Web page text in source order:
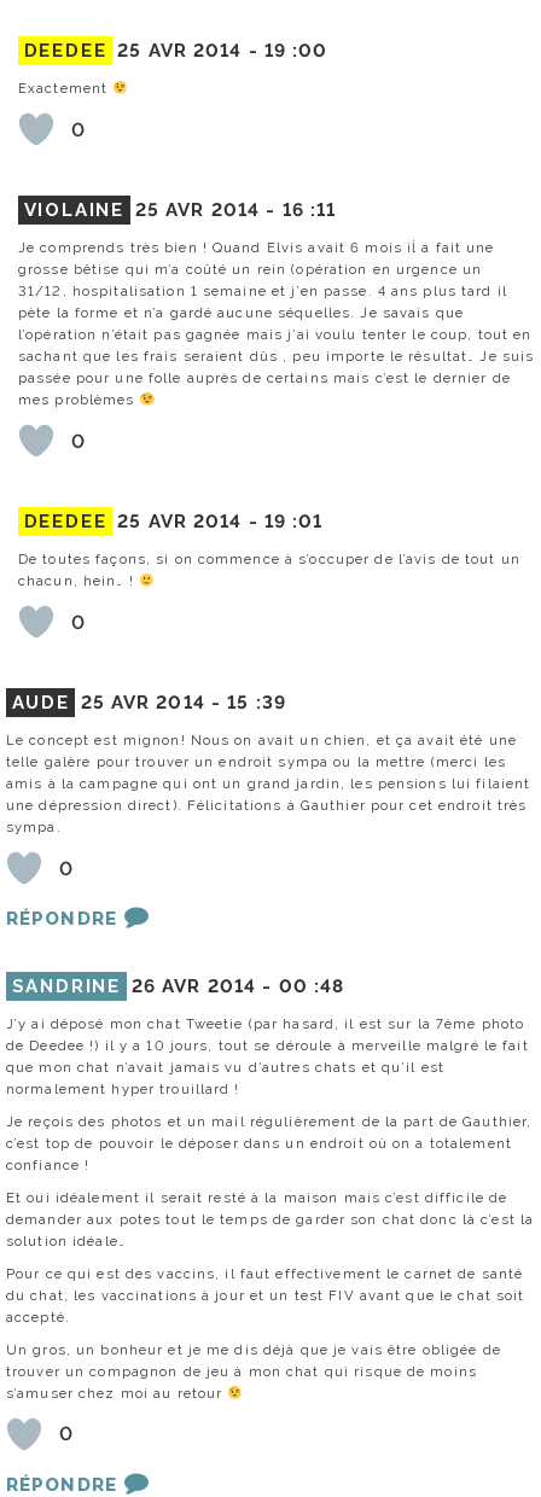
DEEDEE 25 AVR 2014 - 19 :00
Exactement
0
VIOLAINE 25 AVR 2014 - 16 :11
Je comprends très bien ! Quand Elvis avait 6 mois iĺ a fait une
grosse bêtise qui m’a coûté un rein (opération en urgence un
31/12, hospitalisation 1 semaine et j’en passe. 4 ans plus tard il
pète la forme et n’a gardé aucune séquelles. Je savais que
l’opération n’était pas gagnée mais j’ai voulu tenter le coup, tout en
sachant que les frais seraient dûs , peu importe le résultat… Je suis
passée pour une folle auprès de certains mais c’est le dernier de
mes problèmes
0
DEEDEE 25 AVR 2014 - 19 :01
De toutes façons, si on commence à s’occuper de l’avis de tout un
chacun, hein… !
0
AUDE 25 AVR 2014 -15 :39
Le concept est mignon! Nous on avait un chien, et ça avait été une
telle galère pour trouver un endroit sympa ou la mettre (merci les
amis à la campagne qui ont un grand jardin, les pensions lui filaient
une dépression direct). Félicitations à Gauthier pour cet endroit très
sympa.
0
RÉPONDRE
SANDRINE 26 AVR 2014 - 00 :48
J’y ai déposé mon chat Tweetie (par hasard, il est sur la 7ème photo
de Deedee !) il y a 10 jours, tout se déroule à merveille malgré le fait
que mon chat n’avait jamais vu d’autres chats et qu’il est
normalement hyper trouillard !
Je reçois des photos et un mail régulièrement de la part de Gauthier,
c’est top de pouvoir le déposer dans un endroit où on a totalement
confiance !
Et oui idéalement il serait resté à la maison mais c’est difficile de
demander aux potes tout le temps de garder son chat donc là c’est la
solution idéale…
Pour ce qui est des vaccins, il faut effectivement le carnet de santé
du chat, les vaccinations à jour et un test FIV avant que le chat soit
accepté.
Un gros, un bonheur et je me dis déjà que je vais être obligée de
trouver un compagnon de jeu à mon chat qui risque de moins
s’amuser chez moi au retour
0
RÉPONDRE